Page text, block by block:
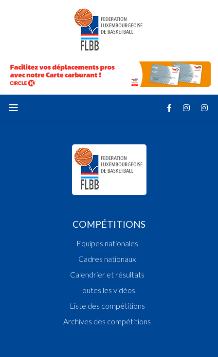
COMPÉTITIONS
Equipes nationales
Cadres nationaux
Calendrier et résultats
Toutes les vidéos
Liste des compétitions
Archives des compétitions